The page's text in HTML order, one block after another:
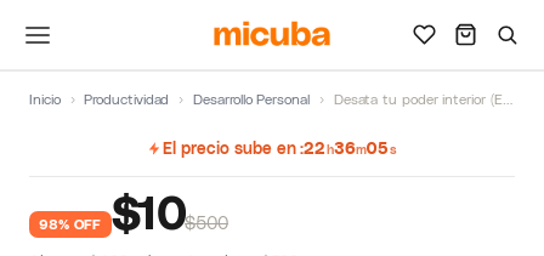
Inicio › Productividad › Desarrollo Personal › Desata tu poder interior (Español) de Tony Robbins
El precio sube en 22h36m05s
98% OFF $10$500